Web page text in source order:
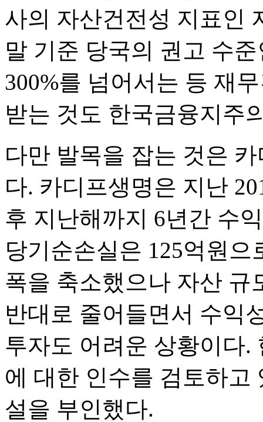
사의 자산건전성 지표인
말 기준 당국의 권고 수
300%를 넘어서는 등 재
받는 것도 한국금융지주
다만 발목을 잡는 것은
다. 카디프생명은 지난
후 지난해까지 6년간 수
당기순손실은 125억원으
폭을 축소했으나 자산 규
반대로 줄어들면서 수익
투자도 어려운 상황이다
에 대한 인수를 검토하
설을 부인했다.